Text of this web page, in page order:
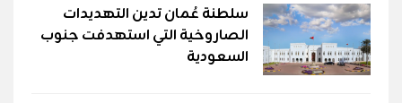
سلطنة عُمان تدين التهديدات
الصاروخية التي استهدفت جنوب
السعودية